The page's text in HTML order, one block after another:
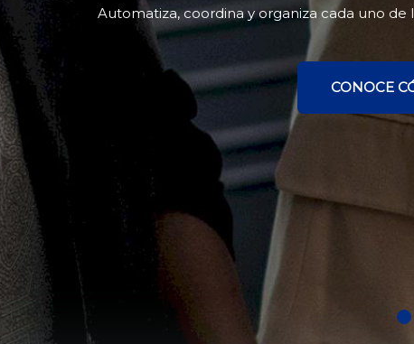
Automatiza, coordina y organiza cada uno
CONOCE